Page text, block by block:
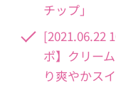
チップ」
[2021.06.22
ポ】クリー
り爽やかス